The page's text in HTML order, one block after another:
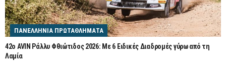
ΠΑΝΕΛΛΉΝΙΑ ΠΡΩΤΑΘΛΉΜΑΤΑ
42ο AVIN Ράλλυ Φθιώτιδος 2026: Με 6 Ειδικές Διαδρομές γύρω από τη
Λαμία